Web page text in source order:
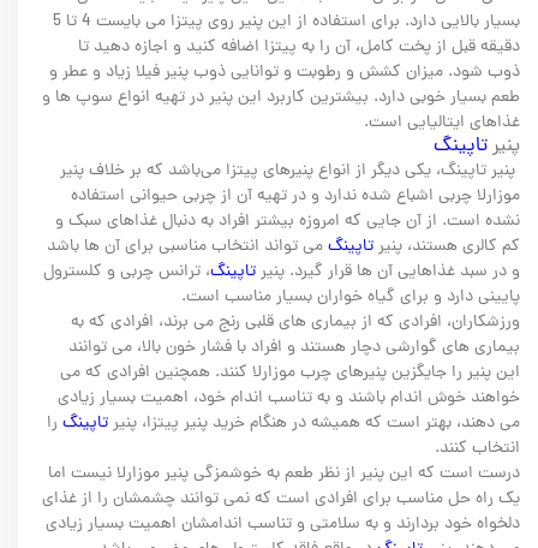
بسیار بالایی دارد. برای استفاده از این پنیر روی پیتزا می بایست 4 تا 5
دقیقه قبل از پخت کامل، آن را به پیتزا اضافه کنید و اجازه دهید تا
ذوب شود. میزان کشش و رطوبت و توانایی ذوب پنیر فیلا زیاد و عطر و
طعم بسیار خوبی دارد. بیشترین کاربرد این پنیر در تهیه انواع سوپ ها و
غذاهای ایتالیایی است.
پنیرتاپینگ
پنیر تاپینگ، یکی دیگر از انواع پنیرهای پیتزا می‌باشد که بر خلاف پنیر
موزارلا چربی اشباع شده ندارد و در تهیه آن از چربی حیوانی استفاده
نشده است. از آن جایی که امروزه بیشتر افراد به دنبال غذاهای سبک و
کم کالری هستند، پنیرتاپینگمی تواند انتخاب مناسبی برای آن ها باشد
و در سبد غذاهایی آن ها قرار گیرد. پنیرتاپینگ، ترانس چربی و کلسترول
پایینی دارد و برای گیاه خواران بسیار مناسب است.
ورزشکاران، افرادی که از بیماری های قلبی رنج می برند، افرادی که به
بیماری های گوارشی دچار هستند و افراد با فشار خون بالا، می توانند
این پنیر را جایگزین پنیرهای چرب موزارلا کنند. همچنین افرادی که می
خواهند خوش اندام باشند و به تناسب اندام خود، اهمیت بسیار زیادی
می دهند، بهتر است که همیشه در هنگام خرید پنیر پیتزا، پنیرتاپینگ را
انتخاب کنند.
درست است که این پنیر از نظر طعم به خوشمزگی پنیر موزارلا نیست اما
یک راه حل مناسب برای افرادی است که نمی توانند چشمشان را از غذای
دلخواه خود بردارند و به سلامتی و تناسب اندامشان اهمیت بسیار زیادی